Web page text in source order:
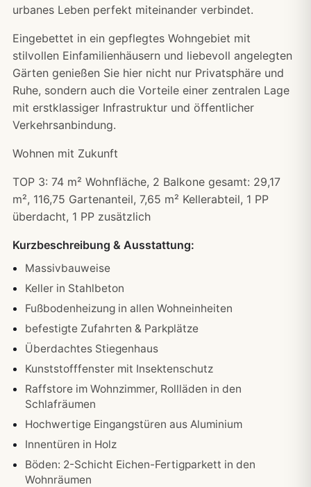
urbanes Leben perfekt miteinander verbindet.
Eingebettet in ein gepflegtes Wohngebiet mit
stilvollen Einfamilienhäusern und liebevoll angelegten
Gärten genießen Sie hier nicht nur Privatsphäre und
Ruhe, sondern auch die Vorteile einer zentralen Lage
mit erstklassiger Infrastruktur und öffentlicher
Verkehrsanbindung.
Wohnen mit Zukunft
TOP 3: 74 m² Wohnfläche, 2 Balkone gesamt: 29,17
m², 116,75 Gartenanteil, 7,65 m² Kellerabteil, 1 PP
überdacht, 1 PP zusätzlich
Kurzbeschreibung & Ausstattung:
Massivbauweise
Keller in Stahlbeton
Fußbodenheizung in allen Wohneinheiten
befestigte Zufahrten & Parkplätze
Überdachtes Stiegenhaus
Kunststofffenster mit Insektenschutz
Raffstore im Wohnzimmer, Rollläden in den
Schlafräumen
Hochwertige Eingangstüren aus Aluminium
Innentüren in Holz
Böden: 2-Schicht Eichen-Fertigparkett in den
Wohnräumen